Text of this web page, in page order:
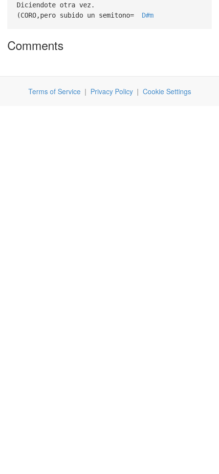
Diciendote otra vez.
(CORO,pero subido un semitono= D#m
Comments
Terms of Service| Privacy Policy| Cookie Settings